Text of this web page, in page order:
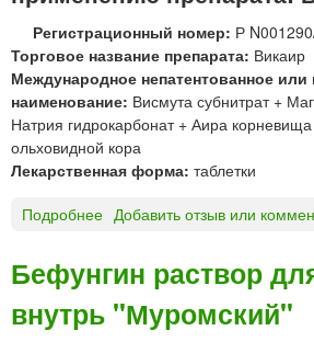
д
к
о
с
т
ь
«
н
в
Регистрационный номер: Р
Торговое название препарата: Викаир
Международное непатентованное или
наименование: Висмута субнитрат +
Натрия гидрокарбонат + Аира
ольховидной кора
Лекарственная форма: таблетки
Подробнее
К
И
Добавить отзыв или
Бефунгин раствор
внутрь "Муромский"